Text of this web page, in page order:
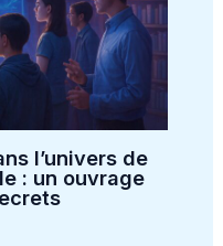
l’univers de
: un ouvrage